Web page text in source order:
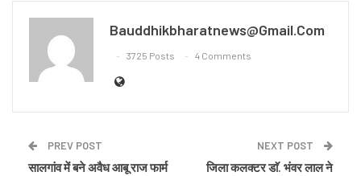
Bauddhikbharatnews@gmail.com
3725 Posts 4 Comments
PREV POST
सालगांव में बने अवैध आबू राज फार्म
NEXT POST
जिला कलक्टर डाॅ. भंवर लाल ने